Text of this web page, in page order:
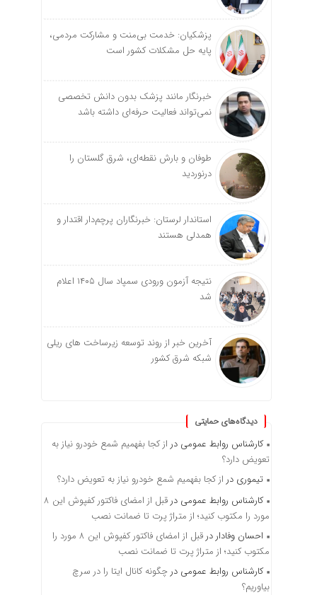
پزشکیان: خدمت بی‌منت و مشارکت مردمی،
پایه حل مشکلات کشور است
خبرنگار مانند پزشک بدون دانش تخصصی
نمی‌تواند فعالیت حرفه‌ای داشته باشد
طوفان و بارش نقطه‌ای، شرق گلستان را
درنوردید
استاندار لرستان: خبرنگاران پرچم‌دار اقتدار و
همدلی هستند
نتیجه آزمون ورودی سمپاد سال ۱۴۰۵ اعلام
شد
آخرین خبر از روند توسعه زیرساخت های ریلی
شبکه شرق کشور
دیدگاه‌های حمایتی
کارشناس روابط عمومی در از کجا بفهمیم شمع خودرو نیاز به
تعویض دارد؟
تیموری در از کجا بفهمیم شمع خودرو نیاز به تعویض دارد؟
کارشناس روابط عمومی در
قبل از امضای فاکتور کفپوش این ۸
مورد را مکتوب کنید؛ از متراژ پرت تا ضمانت نصب
احسان وفادار در
قبل از امضای فاکتور کفپوش این ۸ مورد را
مکتوب کنید؛ از متراژ پرت تا ضمانت نصب
کارشناس روابط عمومی در چگونه کانال ایتا را در سرچ
بیاوریم؟